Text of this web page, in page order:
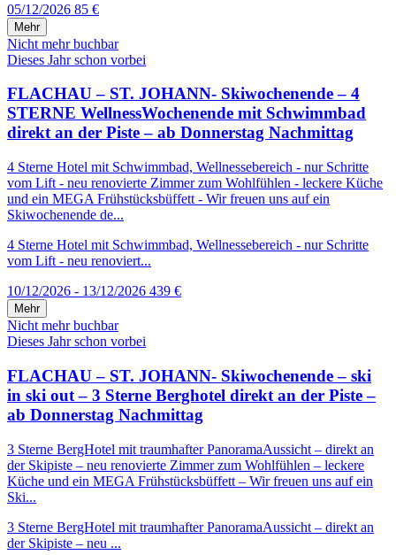
05/12/2026 85 €
Mehr
Nicht mehr buchbar
Dieses Jahr schon vorbei
FLACHAU – ST. JOHANN- Skiwochenende – 4
STERNE WellnessWochenende mit Schwimmbad
direkt an der Piste – ab Donnerstag Nachmittag
4 Sterne Hotel mit Schwimmbad, Wellnessebereich - nur Schritte
vom Lift - neu renovierte Zimmer zum Wohlfühlen - leckere Küche
und ein MEGA Frühstücksbüffett - Wir freuen uns auf ein
Skiwochenende de...
4 Sterne Hotel mit Schwimmbad, Wellnessebereich - nur Schritte
vom Lift - neu renoviert...
10/12/2026 - 13/12/2026 439 €
Mehr
Nicht mehr buchbar
Dieses Jahr schon vorbei
FLACHAU – ST. JOHANN- Skiwochenende – ski
in ski out – 3 Sterne Berghotel direkt an der Piste –
ab Donnerstag Nachmittag
3 Sterne BergHotel mit traumhafter PanoramaAussicht – direkt an
der Skipiste – neu renovierte Zimmer zum Wohlfühlen – leckere
Küche und ein MEGA Frühstücksbüffett – Wir freuen uns auf ein
Ski...
3 Sterne BergHotel mit traumhafter PanoramaAussicht – direkt an
der Skipiste – neu ...